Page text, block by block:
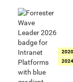
2020
2024